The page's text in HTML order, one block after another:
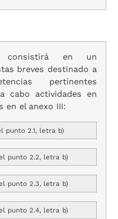
consistirá en un
breves destinado a
pertinentes
cabo actividades en
en el anexo III:
punto 2.1, letra b)
punto 2.2, letra b)
punto 2.3, letra b)
punto 2.4, letra b)